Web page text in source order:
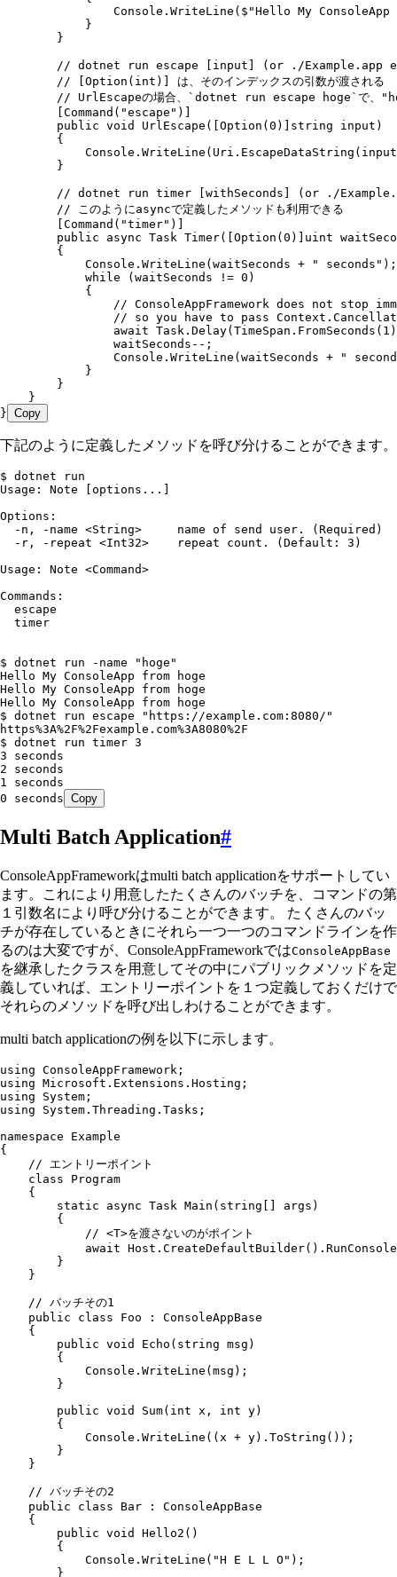
                Console
. WriteLine ( $"Hello My
            }
        }
// dotnet run escape [input] (or ./Example.app
        // [Option(int)] は、そのインデックスの引数が渡される
// UrlEscapeの場合、`dotnet run escape hoge`で、
Command ( "escape " )]
        public
void UrlEscape ([ Option ( 0 )] string input)
        {
            Console
. WriteLine ( Uri . EscapeDataString
        }
// dotnet run timer [withSeconds] (or ./
        // このようにasyncで定義したメソッドも利用できる
Command ( "timer" )]
        public
async Task Timer([ Option ( 0 )] uint
        {
            Console
. WriteLine (waitSeconds + " seconds " );
            while
(waitSeconds != 0 )
            {
// ConsoleAppFramework does not stop
// so you have to pass
                await
Task . Delay( TimeSpan . FromSeconds ( 1 )
                waitSeconds
-- ;
                Console
. WriteLine (waitSeconds + "
            }
        }
    }
} Copy
下記のように定義したメソッドを呼び分けることができます。
$ dotnet run
Usage: Note [options...]
Options:
  -n, -name <String>     name of send user. (Required)
  -r, -repeat <Int32>    repeat count. (Default: 3)
Usage: Note <Command>
Commands:
  escape
  timer
$ dotnet run -name "hoge"
Hello My ConsoleApp from hoge
Hello My ConsoleApp from hoge
Hello My ConsoleApp from hoge
$ dotnet run escape "https://example.com:8080/"
https%3A%2F%2Fexample.com%3A8080%2F
$ dotnet run timer 3
3 seconds
2 seconds
1 seconds
0 seconds Copy
Multi Batch Application#
ConsoleAppFrameworkはmulti batch applicationをサポートしてい
ます。これにより用意したたくさんのバッチを、コマンドの第
１引数名により呼び分けることができます。 たくさんのバッ
チが存在しているときにそれら一つ一つのコマンドラインを作
るのは大変ですが、ConsoleAppFrameworkではConsoleAppBase
を継承したクラスを用意してその中にパブリックメソッドを定
義していれば、エントリーポイントを１つ定義しておくだけで
それらのメソッドを呼び出しわけることができます。
multi batch applicationの例を以下に示します。
using ConsoleAppFramework ;
using Microsoft . Extensions . Hosting ;
using System ;
using System . Threading . Tasks ;
namespace Example
{
    // エントリーポイント
    class
Program
    {
        static
async Task Main ( string [] args)
        {
            // <T>を渡さないのがポイント
            await
Host . CreateDefaultBuilder() .
        }
    }
    // バッチその1
    public
class Foo :
ConsoleAppBase
    {
        public
void Echo ( string msg)
        {
            Console
. WriteLine (msg);
        }
        public
void Sum( int x , int y)
        {
            Console
. WriteLine ((x + y) . ToString ());
        }
    }
    // バッチその2
    public
class Bar :
ConsoleAppBase
    {
        public
void Hello2 ()
        {
            Console
. WriteLine ( "H E L L O " );
        }